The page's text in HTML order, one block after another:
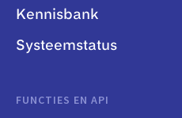
Kennisbank
Systeemstatus
FUNCTIES EN API